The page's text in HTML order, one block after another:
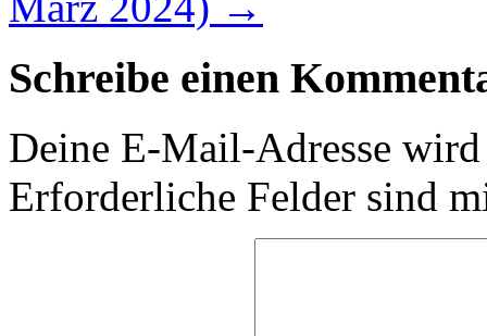
Schreibe einen
Deine E-Mail-Adresse
Erforderliche Felder sind